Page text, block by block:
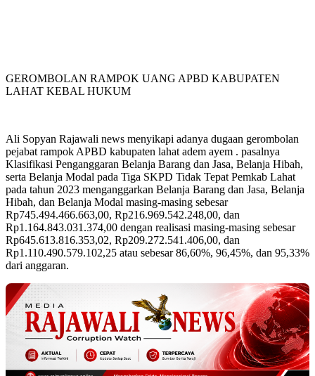
GEROMBOLAN RAMPOK UANG APBD KABUPATEN
LAHAT KEBAL HUKUM
Ali Sopyan Rajawali news menyikapi adanya dugaan gerombolan
pejabat rampok APBD kabupaten lahat adem ayem . pasalnya
Klasifikasi Penganggaran Belanja Barang dan Jasa, Belanja Hibah,
serta Belanja Modal pada Tiga SKPD Tidak Tepat Pemkab Lahat
pada tahun 2023 menganggarkan Belanja Barang dan Jasa, Belanja
Hibah, dan Belanja Modal masing-masing sebesar
Rp745.494.466.663,00, Rp216.969.542.248,00, dan
Rp1.164.843.031.374,00 dengan realisasi masing-masing sebesar
Rp645.613.816.353,02, Rp209.272.541.406,00, dan
Rp1.110.490.579.102,25 atau sebesar 86,60%, 96,45%, dan 95,33%
dari anggaran.